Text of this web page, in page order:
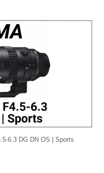
6.3 DG DN OS | Sports